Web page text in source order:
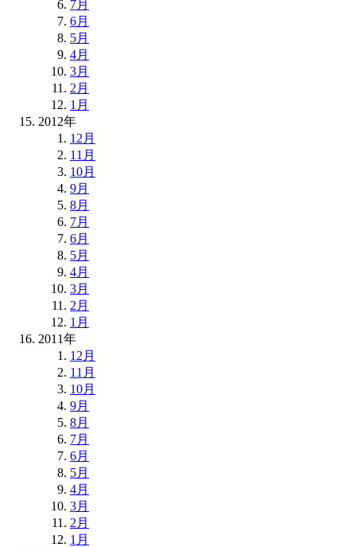
7月
6月
5月
4月
3月
2月
1月
2012年
12月
11月
10月
9月
8月
7月
6月
5月
4月
3月
2月
1月
2011年
12月
11月
10月
9月
8月
7月
6月
5月
4月
3月
2月
1月